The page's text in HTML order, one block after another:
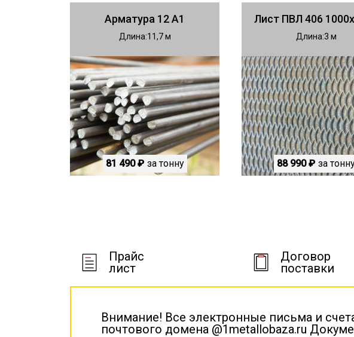
Арматура 12 А1
Длина 11,7
81 490 ₽ за тонну
Лист ПВЛ 406
Длина 3
88 990 ₽ за
Прайс
лист
Договор
поставки
Внимание! Все электронные письма и
почтового домена @1metallobaza.ru